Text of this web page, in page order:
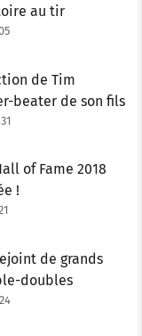
au tir
de Tim
beater de son fils
of Fame 2018
!
de grands
doubles